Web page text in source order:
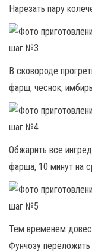
Нарезать пару
В сковороде
фарш, чеснок,
Обжарить все
фарша, 10 минут на
Тем временем
Фунчозу